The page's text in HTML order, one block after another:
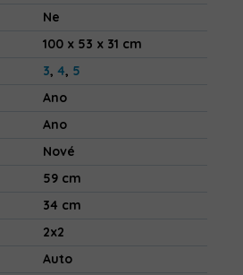
Ne
100 x 53 x 31 cm
3, 4, 5
Ano
Ano
Nové
59 cm
34 cm
2x2
Auto